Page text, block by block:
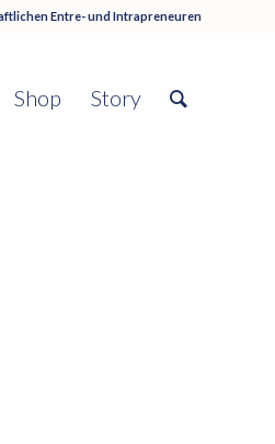
Entre- und Intrapreneuren
Shop Story